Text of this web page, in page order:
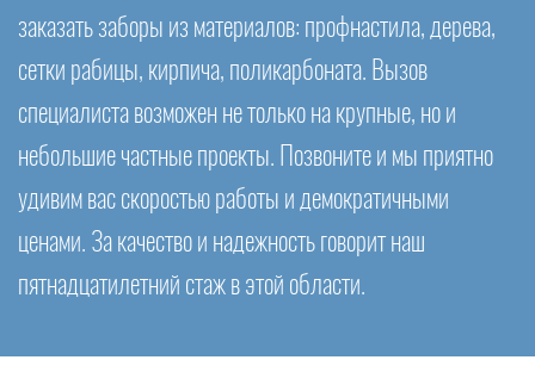
заказать заборы из материалов: профнастила, дерева,
сетки рабицы, кирпича, поликарбоната. Вызов
специалиста возможен не только на крупные, но и
небольшие частные проекты. Позвоните и мы приятно
удивим вас скоростью работы и демократичными
ценами. За качество и надежность говорит наш
пятнадцатилетний стаж в этой области.